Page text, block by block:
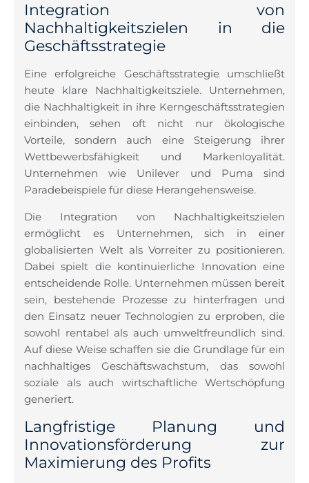
Integration von
Nachhaltigkeitszielen in die
Geschäftsstrategie
Eine erfolgreiche Geschäftsstrategie umschließt
heute klare Nachhaltigkeitsziele. Unternehmen,
die Nachhaltigkeit in ihre Kerngeschäftsstrategien
einbinden, sehen oft nicht nur ökologische
Vorteile, sondern auch eine Steigerung ihrer
Wettbewerbsfähigkeit und Markenloyalität.
Unternehmen wie Unilever und Puma sind
Paradebeispiele für diese Herangehensweise.
Die Integration von Nachhaltigkeitszielen
ermöglicht es Unternehmen, sich in einer
globalisierten Welt als Vorreiter zu positionieren.
Dabei spielt die kontinuierliche Innovation eine
entscheidende Rolle. Unternehmen müssen bereit
sein, bestehende Prozesse zu hinterfragen und
den Einsatz neuer Technologien zu erproben, die
sowohl rentabel als auch umweltfreundlich sind.
Auf diese Weise schaffen sie die Grundlage für ein
nachhaltiges Geschäftswachstum, das sowohl
soziale als auch wirtschaftliche Wertschöpfung
generiert.
Langfristige Planung und
Innovationsförderung zur
Maximierung des Profits